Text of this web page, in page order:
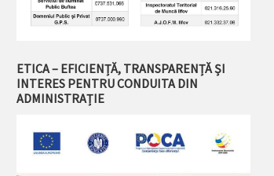
ETICA – EFICIENȚĂ, TRANSPARENȚĂ ȘI
INTERES PENTRU CONDUITA DIN
ADMINISTRAȚIE